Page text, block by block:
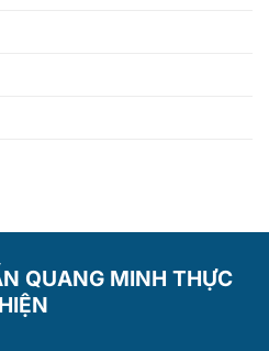
QUANG MINH THỰC
HIỆN